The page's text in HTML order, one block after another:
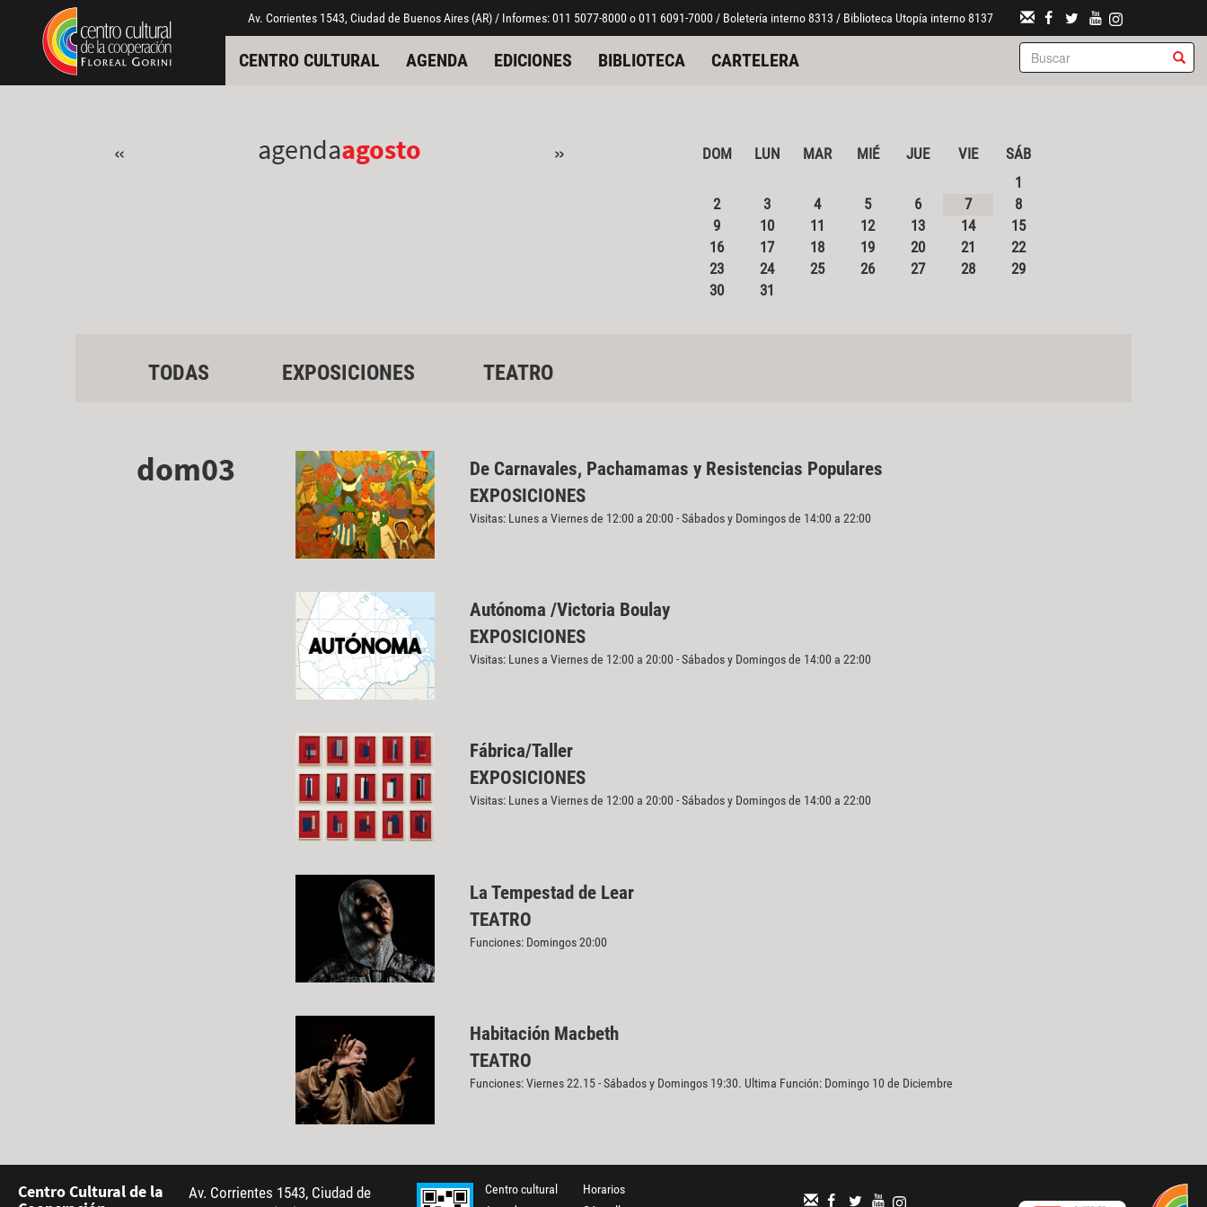
Pasar al contenido principal
Jump to main content Av. Corrientes 1543, Ciudad de Buenos Aires (AR) / Informes: 011 5077-8000 o 011 6091-7000 / Boletería interno 8313 / Biblioteca Utopía interno 8137
CENTRO CULTURAL AGENDA EDICIONES BIBLIOTECA CARTELERA
« agendaagosto » DOM LUN MAR MIÉ JUE VIE
SÁB
1
2
3 4 5 6 7
8
9
10 11 12 13 14
15
16
17 18 19 20 21
22
23
24 25 26 27 28
29
30
31
TODAS EXPOSICIONES TEATRO
dom03
De Carnavales, Pachamamas y Resistencias Populares
EXPOSICIONES
Visitas: Lunes a Viernes de 12:00 a 20:00 - Sábados y Domingos de 14:00 a 22:00
Autónoma /Victoria Boulay
EXPOSICIONES
Visitas: Lunes a Viernes de 12:00 a 20:00 - Sábados y Domingos de 14:00 a 22:00
Fábrica/Taller
EXPOSICIONES
Visitas: Lunes a Viernes de 12:00 a 20:00 - Sábados y Domingos de 14:00 a 22:00
La Tempestad de Lear
TEATRO
Funciones: Domingos 20:00
Habitación Macbeth
TEATRO
Funciones: Viernes 22.15 - Sábados y Domingos 19:30. Ultima Función: Domingo 10 de Diciembre
Centro Cultural de la
Av. Corrientes 1543, Ciudad de
Centro cultural
Horarios